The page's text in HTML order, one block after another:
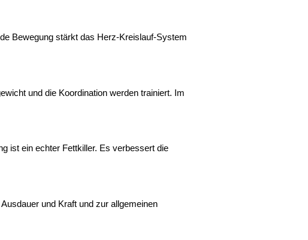
Bewegung stärkt das Herz-Kreislauf-System
und die Koordination werden trainiert. Im
ist ein echter Fettkiller. Es verbessert die
und Kraft und zur allgemeinen